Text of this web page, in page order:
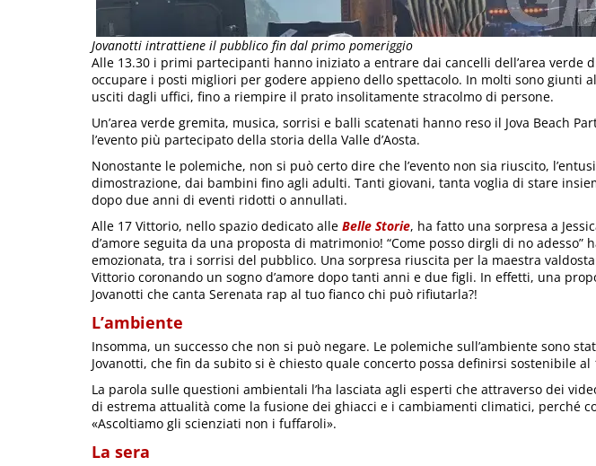
Jovanotti intrattiene il pubblico fin dal primo pomeriggio
Alle 13.30 i primi partecipanti hanno iniziato a entrare dai cancelli dell’area verde
occupare i posti migliori per godere appieno dello spettacolo. In molti sono giunti
usciti dagli uffici, fino a riempire il prato insolitamente stracolmo di persone.
Un’area verde gremita, musica, sorrisi e balli scatenati hanno reso il Jova Beach
l’evento più partecipato della storia della Valle d’Aosta.
Nonostante le polemiche, non si può certo dire che l’evento non sia riuscito,
dimostrazione, dai bambini fino agli adulti. Tanti giovani, tanta voglia di stare
dopo due anni di eventi ridotti o annullati.
Alle 17 Vittorio, nello spazio dedicato alle Belle Storie, ha fatto una sorpresa a
d’amore seguita da una proposta di matrimonio! “Come posso dirgli di no adesso”
emozionata, tra i sorrisi del pubblico. Una sorpresa riuscita per la maestra
Vittorio coronando un sogno d’amore dopo tanti anni e due figli. In effetti, una
Jovanotti che canta Serenata rap al tuo fianco chi può rifiutarla?!
L’ambiente
Insomma, un successo che non si può negare. Le polemiche sull’ambiente sono
Jovanotti, che fin da subito si è chiesto quale concerto possa definirsi sostenibile al
La parola sulle questioni ambientali l’ha lasciata agli esperti che attraverso dei
di estrema attualità come la fusione dei ghiacci e i cambiamenti climatici, perché
«Ascoltiamo gli scienziati non i fuffaroli».
La sera